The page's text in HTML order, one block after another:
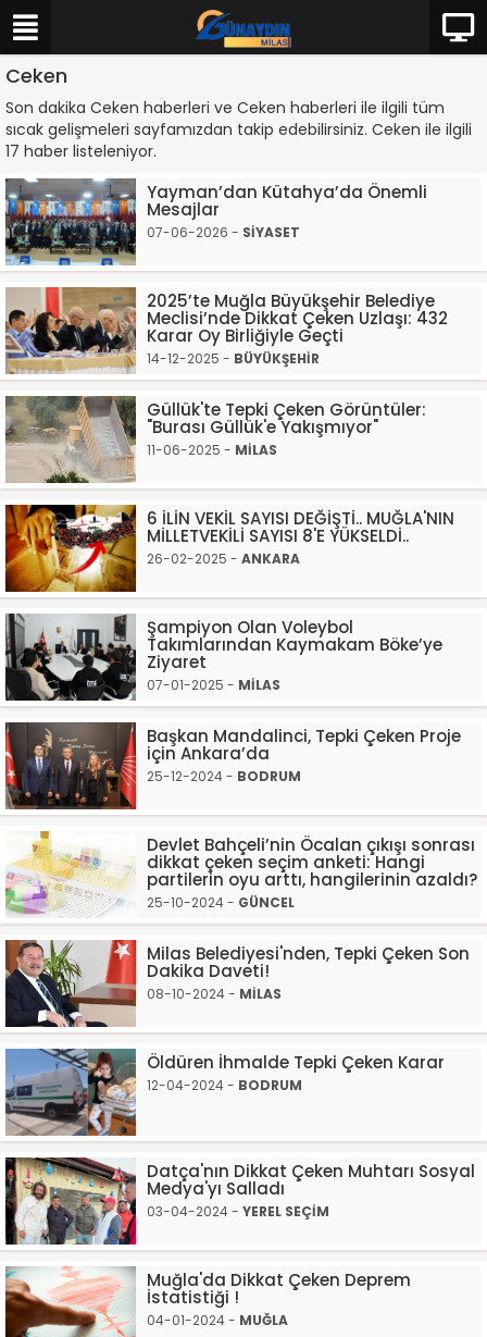
Ceken
Son dakika Ceken haberleri ve Ceken haberleri ile ilgili tüm
sıcak gelişmeleri sayfamızdan takip edebilirsiniz. Ceken ile ilgili
17 haber listeleniyor.
Yayman’dan Kütahya’da Önemli
Mesajlar
07-06-2026 - SİYASET
2025’te Muğla Büyükşehir Belediye
Meclisi’nde Dikkat Çeken Uzlaşı: 432
Karar Oy Birliğiyle Geçti
14-12-2025 - BÜYÜKŞEHİR
Güllük'te Tepki Çeken Görüntüler:
"Burası Güllük'e Yakışmıyor"
11-06-2025 - MİLAS
6 İLİN VEKİL SAYISI DEĞİŞTİ.. MUĞLA'NIN
MİLLETVEKİLİ SAYISI 8'E YÜKSELDİ..
26-02-2025 - ANKARA
Şampiyon Olan Voleybol
Takımlarından Kaymakam Böke’ye
Ziyaret
07-01-2025 - MİLAS
Başkan Mandalinci, Tepki Çeken Proje
için Ankara’da
25-12-2024 - BODRUM
Devlet Bahçeli’nin Öcalan çıkışı sonrası
dikkat çeken seçim anketi: Hangi
partilerin oyu arttı, hangilerinin azaldı?
25-10-2024 - GÜNCEL
Milas Belediyesi'nden, Tepki Çeken Son
Dakika Daveti!
08-10-2024 - MİLAS
Öldüren İhmalde Tepki Çeken Karar
12-04-2024 - BODRUM
Datça'nın Dikkat Çeken Muhtarı Sosyal
Medya'yı Salladı
03-04-2024 - YEREL SEÇİM
Muğla'da Dikkat Çeken Deprem
İstatistiği !
04-01-2024 - MUĞLA